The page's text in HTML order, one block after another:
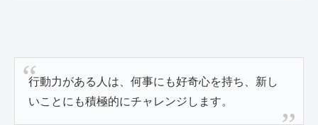
行動力がある人は、何事にも好奇心を持ち、新し
いことにも積極的にチャレンジします。